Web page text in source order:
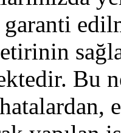
garanti
Bu